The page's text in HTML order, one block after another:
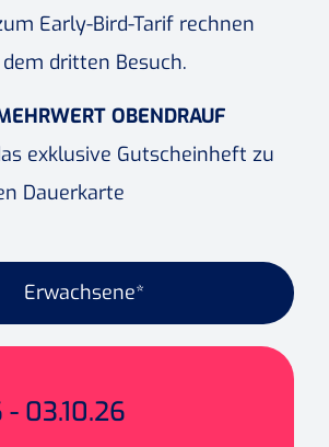
Early-Bird-Tarif rechnen
dritten Besuch.
OBENDRAUF
exklusive Gutscheinheft zu
Dauerkarte
Erwachsene*
03.10.26